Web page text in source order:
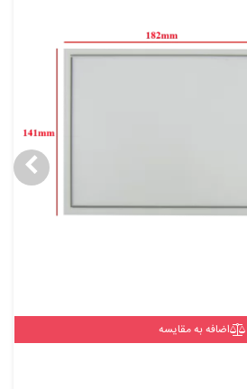
اضافه به مقایسه